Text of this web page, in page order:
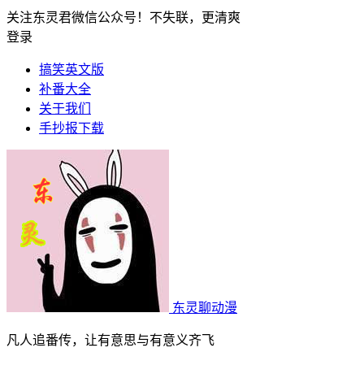
关注东灵君微信公众号！不失联，更清爽
登录
搞笑英文版
补番大全
关于我们
手抄报下载
东灵聊动漫
凡人追番传，让有意思与有意义齐飞